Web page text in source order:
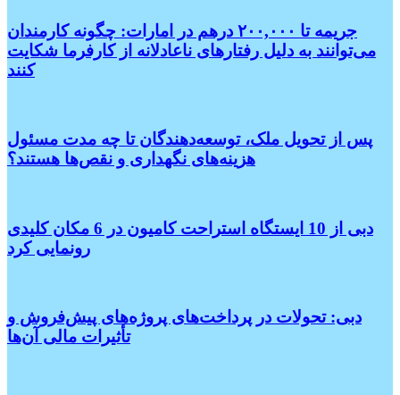
جریمه تا ۲۰۰,۰۰۰ درهم در امارات: چگونه کارمندان
می‌توانند به دلیل رفتارهای ناعادلانه از کارفرما شکایت
کنند
پس از تحویل ملک، توسعه‌دهندگان تا چه مدت مسئول
هزینه‌های نگهداری و نقص‌ها هستند؟
دبی از 10 ایستگاه استراحت کامیون در 6 مکان کلیدی
رونمایی کرد
دبی: تحولات در پرداخت‌های پروژه‌های پیش‌فروش و
تأثیرات مالی آن‌ها